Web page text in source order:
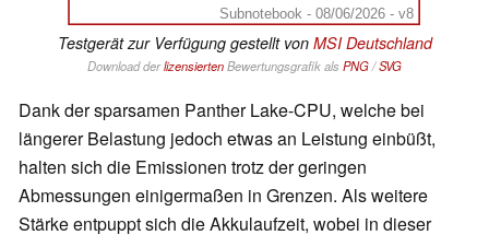
Subnotebook - 08/06/2026 - v8
Testgerät zur Verfügung gestellt von MSI Deutschland
Download derlizensiertenBewertungsgrafik als PNG/SVG
Dank der sparsamen Panther Lake-CPU, welche bei
längerer Belastung jedoch etwas an Leistung einbüßt,
halten sich die Emissionen trotz der geringen
Abmessungen einigermaßen in Grenzen. Als weitere
Stärke entpuppt sich die Akkulaufzeit, wobei in dieser